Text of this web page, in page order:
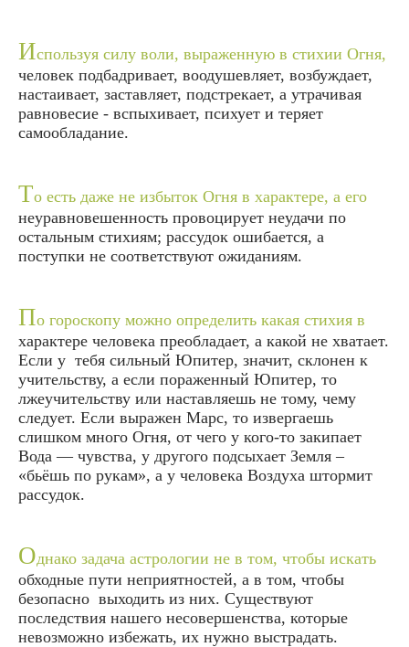
Используя силу воли, выраженную в стихии Огня,
человек подбадривает, воодушевляет, возбуждает,
настаивает, заставляет, подстрекает, а утрачивая
равновесие - вспыхивает, психует и теряет
самообладание.
То есть даже не избыток Огня в характере, а его
неуравновешенность провоцирует неудачи по
остальным стихиям; рассудок ошибается, а
поступки не соответствуют ожиданиям.
По гороскопу можно определить какая стихия в
характере человека преобладает, а какой не хватает.
Если у тебя сильный Юпитер, значит, склонен к
учительству, а если пораженный Юпитер, то
лжеучительству или наставляешь не тому, чему
следует. Если выражен Марс, то извергаешь
слишком много Огня, от чего у кого-то закипает
Вода — чувства, у другого подсыхает Земля –
«бьёшь по рукам», а у человека Воздуха штормит
рассудок.
Однако задача астрологии не в том, чтобы искать
обходные пути неприятностей, а в том, чтобы
безопасно выходить из них. Существуют
последствия нашего несовершенства, которые
невозможно избежать, их нужно выстрадать.